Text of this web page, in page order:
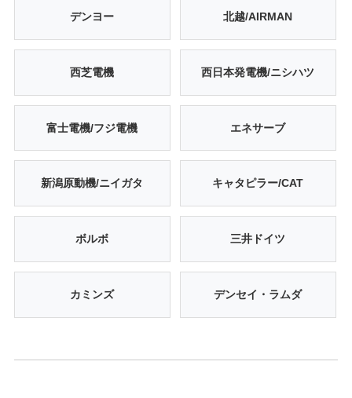
デンヨー 北越/AIRMAN
西芝電機 西日本発電機/ニシハツ
富士電機/フジ電機 エネサーブ
新潟原動機/ニイガタ キャタピラー/CAT
ボルボ 三井ドイツ
カミンズ デンセイ・ラムダ